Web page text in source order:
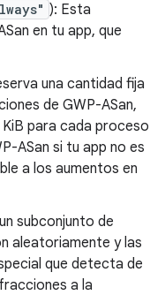
): Esta
en tu app, que
una cantidad fija
de GWP-ASan,
para cada proceso
ASan si tu app no es
a los aumentos en
subconjunto de
aleatoriamente y las
que detecta de
a la